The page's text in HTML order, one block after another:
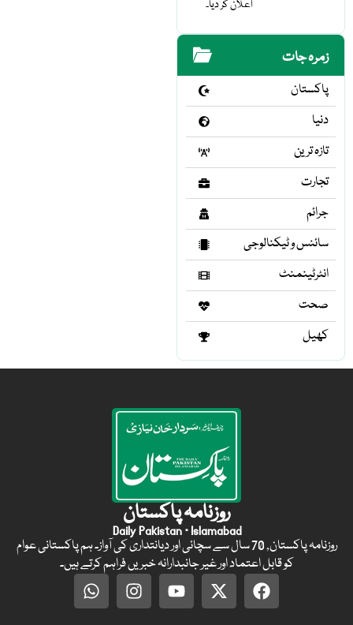
اعلان کر دیا۔
زمرہ جات
پاکستان
دنیا
تازہ ترین
تجارت
جرائم
سائنس و ٹیکنالوجی
انٹرٹینمنٹ
صحت
کھیل
روزنامہ پاکستان
Daily Pakistan · Islamabad
روزنامہ پاکستان, 70 سال سے سچائی اور دیانتداری کی آواز۔ ہم پاکستانی عوام
کو قابل اعتماد اور غیر جانبدارانہ خبریں فراہم کرتے ہیں۔